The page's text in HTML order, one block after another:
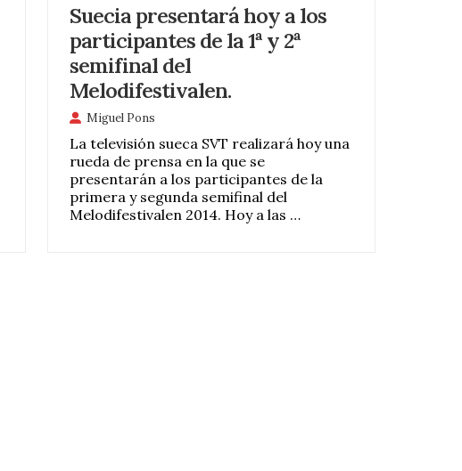
Suecia presentará hoy a los
participantes de la 1ª y 2ª
semifinal del
Melodifestivalen.
Miguel Pons
La televisión sueca SVT realizará hoy una
rueda de prensa en la que se
presentarán a los participantes de la
primera y segunda semifinal del
Melodifestivalen 2014. Hoy a las …